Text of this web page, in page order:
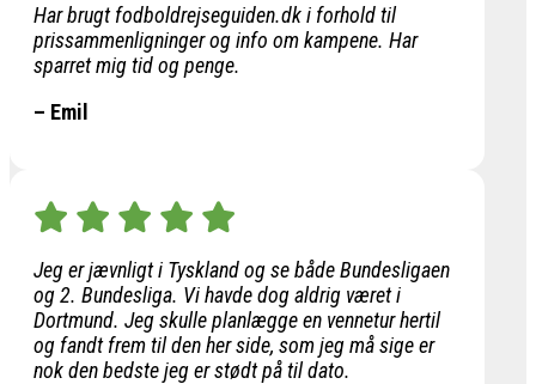
Har brugt fodboldrejseguiden.dk i forhold til
prissammenligninger og info om kampene. Har
sparret mig tid og penge.
– Emil
Jeg er jævnligt i Tyskland og se både Bundesligaen
og 2. Bundesliga. Vi havde dog aldrig været i
Dortmund. Jeg skulle planlægge en vennetur hertil
og fandt frem til den her side, som jeg må sige er
nok den bedste jeg er stødt på til dato.